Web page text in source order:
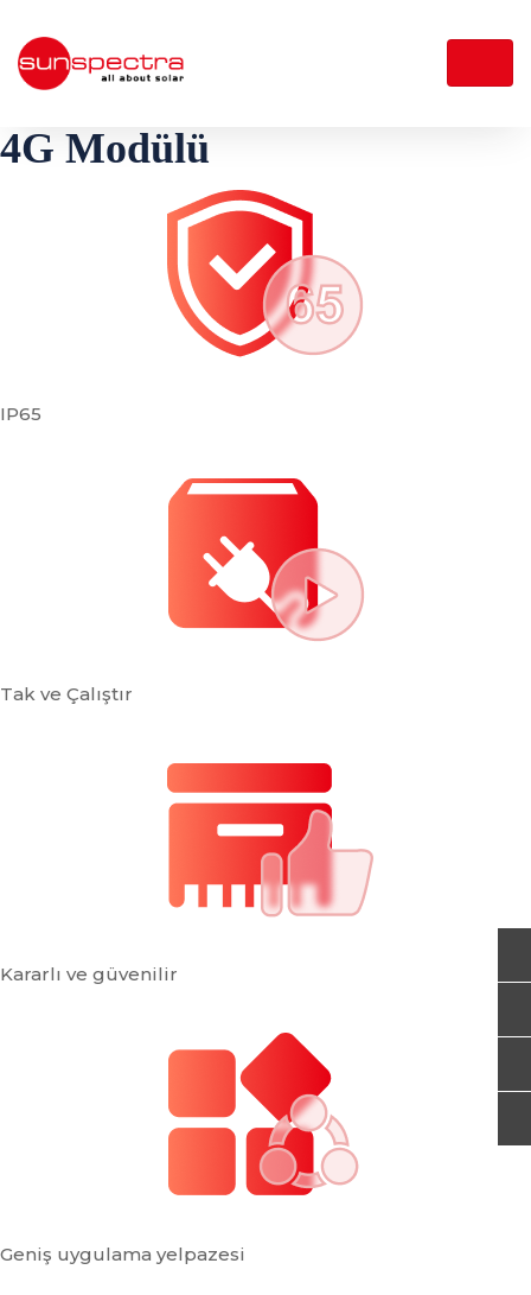
4G Modülü
IP65
Tak ve Çalıştır
Kararlı ve güvenilir
Geniş uygulama yelpazesi